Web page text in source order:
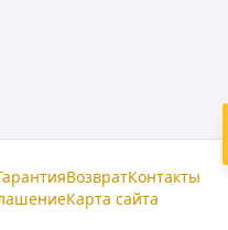
ВозвратКонтакты
Карта сайта